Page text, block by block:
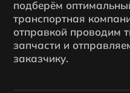
подберём
транспортная
отправкой проводим
запчасти и
заказчику.